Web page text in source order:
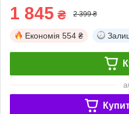
1 845 ₴ 2 399 ₴
Економія 554 ₴